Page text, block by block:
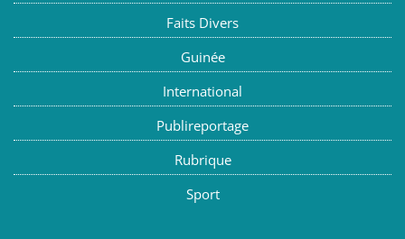
Faits Divers
Guinée
International
Publireportage
Rubrique
Sport